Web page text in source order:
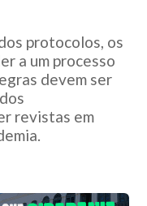
protocolos, os
a um processo
devem ser
revistas em